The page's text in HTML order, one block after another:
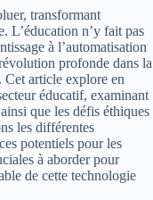
transformant
L’éducation n’y fait pas
à l’automatisation
profonde dans la
Cet article explore en
éducatif, examinant
que les défis éthiques
les différentes
potentiels pour les
à aborder pour
de cette technologie